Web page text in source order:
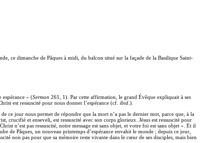
ce dimanche de Pâques à midi, du balcon situé sur la façade de la Basilique Saint-
espérance » (Sermon 261, 1). Par cette affirmation, le grand Évêque expliquait à ses
est ressuscité pour nous donner l’espérance (cf. ibid .).
ce jour nous permet de répondre que la mort n’a pas le dernier mot, parce que, à la
crucifié et enseveli, est ressuscité avec son corps glorieux. Jésus est ressuscité pour
n’est pas ressuscité, notre message est sans objet, et votre foi est sans objet ». Et il
de Pâques, un nouveau printemps d’espérance envahit le monde ; depuis ce jour,
non pas pour que sa mémoire reste vivante dans le cœur de ses disciples, mais bien